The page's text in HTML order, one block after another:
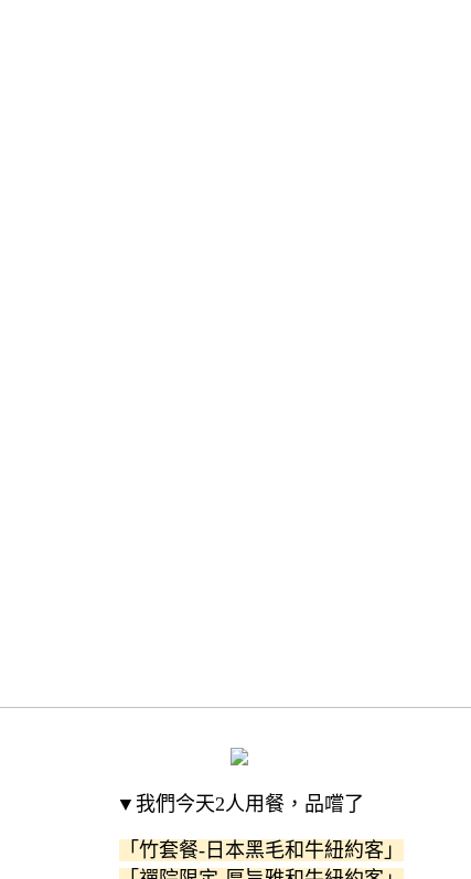
▼我們今天2人用餐，品嚐了
「竹套餐-日本黑毛和牛紐約客」